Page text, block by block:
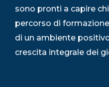
sono pronti a capire
percorso di
di un ambiente
crescita integrale dei